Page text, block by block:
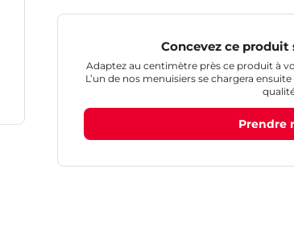
Concevez ce
Adaptez au centimètre près ce produit à
L’un de nos menuisiers se chargera
Prendre